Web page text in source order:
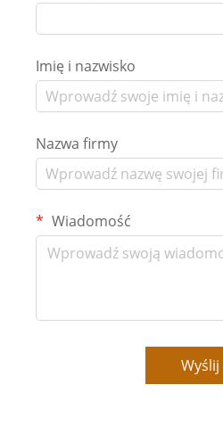
Imię i nazwisko
Nazwa firmy
Wiadomość
Wyślij